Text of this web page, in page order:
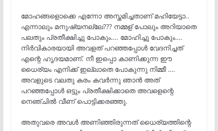
മോഹങ്ങളൊക്കെ എന്നോ അസ്തമിച്ചതാണ് മഹിയേട്ടാ..
എന്നാലും മനുഷ്യനല്ലേ??? നമ്മള് പോലും അറിയാതെ
പലതും പ്രതീക്ഷിച്ചു പോകും…. മോഹിച്ചു പോകും….
നിർവികാരയായി അവളത് പറഞ്ഞപ്പോൾ വേദനിച്ചത്
എന്റെ ഹൃദയമാണ്. നീ ഇപ്പൊ കാണിക്കുന്ന ഈ
ധൈര്യം എനിക്ക് ഇല്ലാതെ പോകുന്നു നിമ്മീ ….
അവളുടെ വലതു കരം കവർന്നു ഞാൻ അത്
പറഞ്ഞപ്പോൾ ഒട്ടും പ്രതീക്ഷിക്കാതെ അവളെന്റെ
നെഞ്ചിൽ വീണ് പൊട്ടിക്കരഞ്ഞു.
അതുവരെ അവൾ അണിഞ്ഞിരുന്നത് ധൈര്യത്തിന്റെ